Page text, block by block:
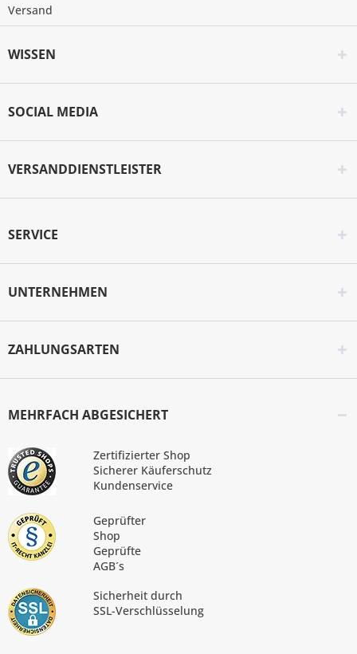
Versand
WISSEN
SOCIAL MEDIA
VERSANDDIENSTLEISTER
SERVICE
UNTERNEHMEN
ZAHLUNGSARTEN
MEHRFACH ABGESICHERT
Zertifizierter Shop
Sicherer Käuferschutz
Kundenservice
Geprüfter
Shop
Geprüfte
AGB´s
Sicherheit durch
SSL-Verschlüsselung